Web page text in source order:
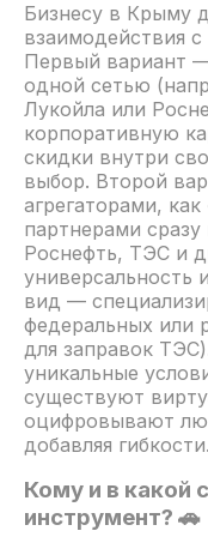
Бизнесу в Крыму
взаимодействия
Первый вариант
одной сетью
Лукойла или
корпоративную
скидки внутри
выбор. Второй
агрегаторами,
партнерами
Роснефть, ТЭС и
универсальность
вид —
федеральных или
для заправок
уникальные
существуют
оцифровывают
добавляя гибкости.
Кому и в какой
инструмент? 🚗